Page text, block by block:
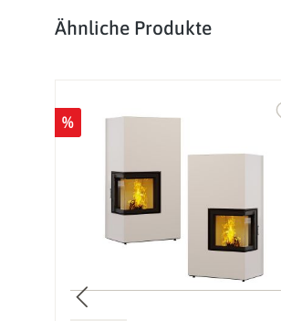
Produktgalerie überspringen
Ähnliche Produkte
%